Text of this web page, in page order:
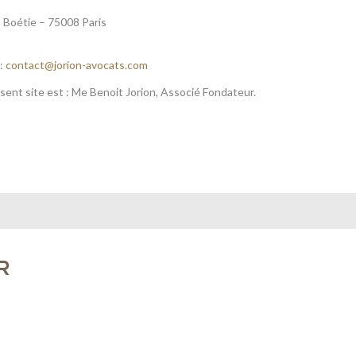
Boétie – 75008 Paris
contact@jorion-avocats.com
site est : Me Benoit Jorion, Associé Fondateur.